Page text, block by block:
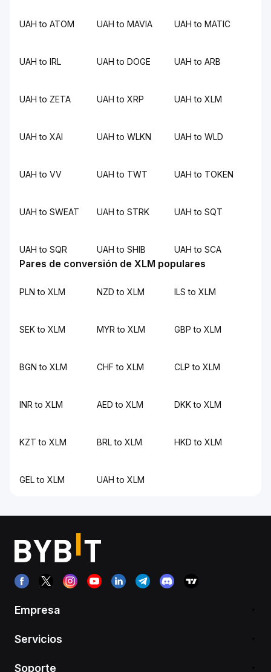
UAH to ATOM UAH to MAVIA UAH to MATIC
UAH to IRL UAH to DOGE UAH to ARB
UAH to ZETA UAH to XRP UAH to XLM
UAH to XAI UAH to WLKN UAH to WLD
UAH to VV UAH to TWT UAH to TOKEN
UAH to SWEAT UAH to STRK UAH to SQT
UAH to SQR UAH to SHIB UAH to SCA
Pares de conversión de XLM populares
PLN to XLM NZD to XLM ILS to XLM
SEK to XLM MYR to XLM GBP to XLM
BGN to XLM CHF to XLM CLP to XLM
INR to XLM AED to XLM DKK to XLM
KZT to XLM BRL to XLM HKD to XLM
GEL to XLM UAH to XLM
Empresa
Servicios
Soporte